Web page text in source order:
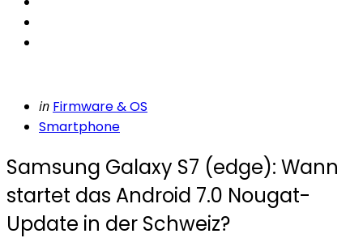
Categories
Posted
in
in Firmware & OS
Smartphone
Samsung Galaxy S7 (edge): Wann
startet das Android 7.0 Nougat-
Update in der Schweiz?